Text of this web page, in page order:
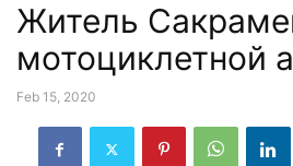
Житель
мотоциклетной
Feb 15, 2020